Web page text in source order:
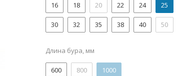
16 18 20 22 24 25
30 32 35 38 40 50
Длина бура, мм
600 800 1000